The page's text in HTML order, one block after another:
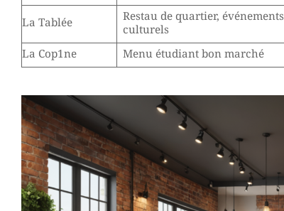
La Tablée
Restau de quartier, événements
culturels
La Cop1ne
Menu étudiant bon marché